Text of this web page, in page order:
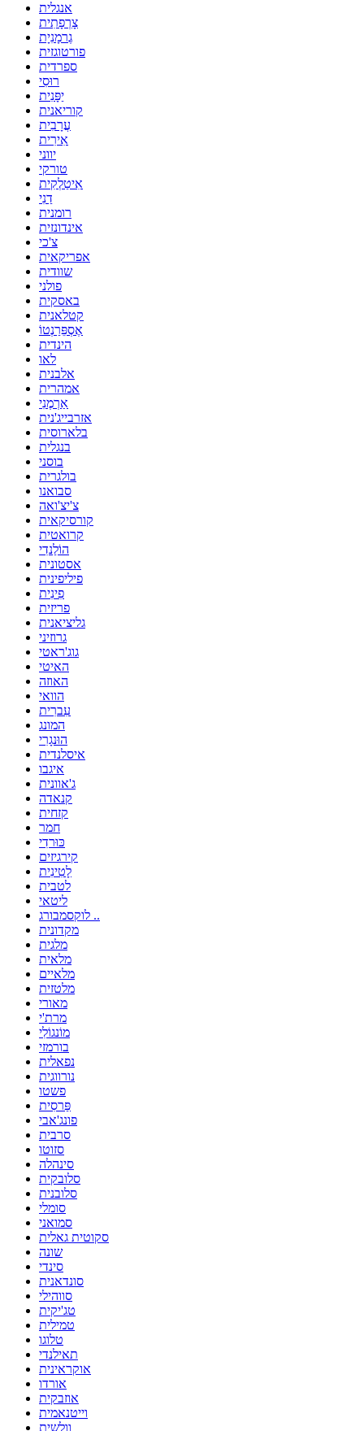
אנגלית
צָרְפָתִית
גֶרמָנִיָת
פורטוגזית
ספרדית
רוּסִי
יַפָּנִית
קוריאנית
עֲרָבִית
אִירִית
יווני
טורקי
אִיטַלְקִית
דַנִי
רומנית
אינדונזית
צ'כי
אפריקאית
שוודית
פולני
באסקית
קטלאנית
אֶסְפֵּרַנְטוֹ
הינדית
לאו
אלבנית
אמהרית
אַרְמֶנִי
אזרבייג'נית
בלארוסית
בנגלית
בוסני
בולגרית
סבואנו
צ'יצ'ואה
קורסיקאית
קרואטית
הוֹלַנדִי
אסטונית
פיליפינית
פִינִית
פריזית
גליציאנית
גרוזיני
גוג'ראטי
האיטי
האוזה
הוואי
עִברִית
המונג
הוּנגָרִי
איסלנדית
איגבו
ג'אוונית
קנאדה
קזחית
חמר
כּוּרדִי
קירגיזים
לָטִינִית
לטבית
ליטאי
לוקסמבורג ..
מקדונית
מלגית
מלאית
מלאיים
מלטזית
מאורי
מרת'י
מוֹנגוֹלִי
בורמזי
נפאלית
נורווגית
פשטו
פַּרסִית
פונג'אבי
סרבית
סזוטו
סינהלה
סלובקית
סלובנית
סומלי
סמואני
סקוטית גאלית
שונה
סינדי
סונדאנית
סווהילי
טג'יקית
טמילית
טלוגו
תאילנדי
אוקראינית
אורדו
אוזבקית
וייטנאמית
וולשית